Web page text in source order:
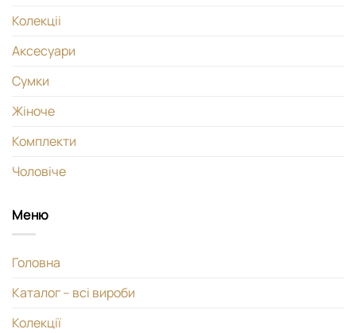
Колекціі
Аксесуари
Сумки
Жіноче
Комплекти
Чоловіче
Меню
Головна
Каталог – всі вироби
Колекції